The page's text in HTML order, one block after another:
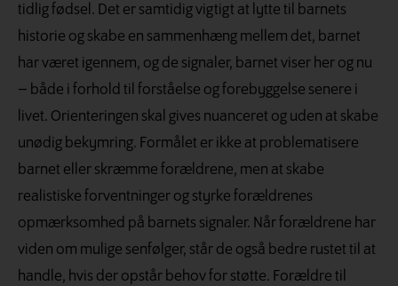
tidlig fødsel. Det er samtidig vigtigt at lytte til barnets
historie og skabe en sammenhæng mellem det, barnet
har været igennem, og de signaler, barnet viser her og nu
– både i forhold til forståelse og forebyggelse senere i
livet. Orienteringen skal gives nuanceret og uden at skabe
unødig bekymring. Formålet er ikke at problematisere
barnet eller skræmme forældrene, men at skabe
realistiske forventninger og styrke forældrenes
opmærksomhed på barnets signaler. Når forældrene har
viden om mulige senfølger, står de også bedre rustet til at
handle, hvis der opstår behov for støtte. Forældre til